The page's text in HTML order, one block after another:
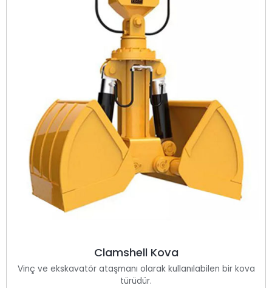
Clamshell Kova
Vinç ve ekskavatör ataşmanı olarak kullanılabilen bir kova
türüdür.